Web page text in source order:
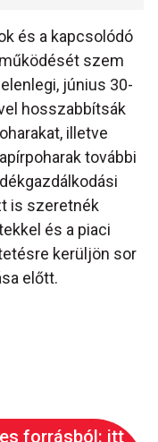
és a kapcsolódó
szem
június 30-
hosszabbítsák
illetve
további
is szeretnék
és a piaci
kerüljön sor
előtt.
forrásból: itt